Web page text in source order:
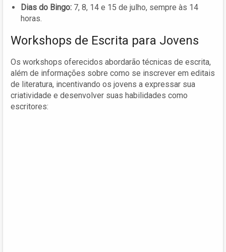
Dias do Bingo: 7, 8, 14 e 15 de julho, sempre às 14
horas.
Workshops de Escrita para Jovens
Os workshops oferecidos abordarão técnicas de escrita,
além de informações sobre como se inscrever em editais
de literatura, incentivando os jovens a expressar sua
criatividade e desenvolver suas habilidades como
escritores: